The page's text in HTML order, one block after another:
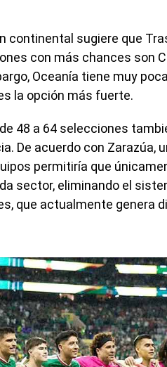
continental sugiere que
con más chances son
Oceanía tiene muy
la opción más fuerte.
48 a 64 selecciones
De acuerdo con Zarazúa,
permitiría que
sector, eliminando el
que actualmente genera